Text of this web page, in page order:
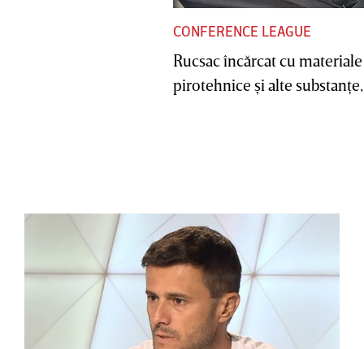
CONFERENCE LEAGUE
Rucsac încărcat cu materiale
pirotehnice şi alte substanţe,